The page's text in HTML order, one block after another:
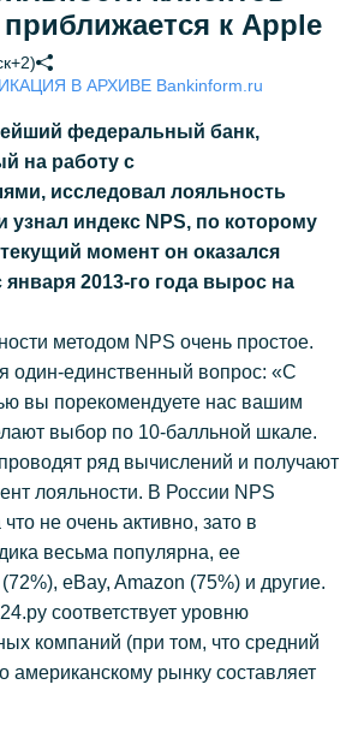
к Apple
В АРХИВЕ Bankinform.ru
федеральный банк,
на работу с
исследовал лояльность
узнал индекс NPS, по которому
момент он оказался
января 2013-го года вырос на
методом NPS очень простое.
один-единственный вопрос: «С
вы порекомендуете нас вашим
выбор по 10-балльной шкале.
ряд вычислений и получают
лояльности. В России NPS
не очень активно, зато в
весьма популярна, ее
eBay, Amazon (75%) и другие.
соответствует уровню
компаний (при том, что средний
американскому рынку составляет